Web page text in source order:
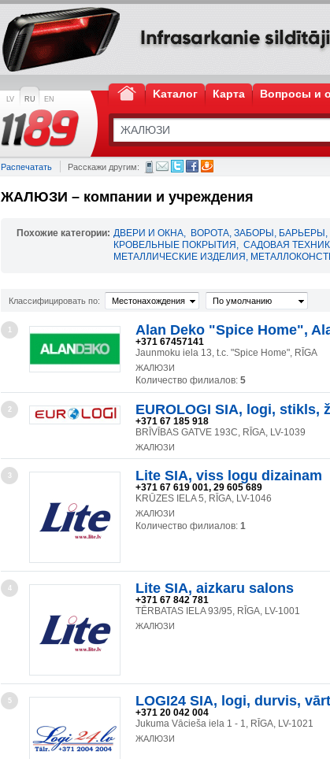
LV RU EN Kаталог Карта Вопросы и
Распечатать Расскажи другим:
ЖАЛЮЗИ – компании и учреждения
Похожие категории: ДВЕРИ И ОКНА, ВОРОТА, ЗАБОРЫ, БАРЬЕРЫ ,
КРОВЕЛЬНЫЕ ПОКРЫТИЯ , САДОВАЯ
МЕТАЛЛИЧЕСКИЕ ИЗДЕЛИЯ,
Классифицировать по: Местонахождения По умолчанию
1 Alan Deko "Spice Home",
+371 67457141
Jaunmoku iela 13, t.c. "Spice Home", RĪGA
ЖАЛЮЗИ
Количество филиалов: 5
2 EUROLOGI SIA, logi, stikls,
+371 67 185 918
BRĪVĪBAS GATVE 193C, RĪGA, LV-1039
ЖАЛЮЗИ
3 Lite SIA, viss logu dizainam
+371 67 619 001, 29 605 689
KRŪZES IELA 5, RĪGA, LV-1046
ЖАЛЮЗИ
Количество филиалов: 1
4 Lite SIA, aizkaru salons
+371 67 842 781
TĒRBATAS IELA 93/95, RĪGA, LV-1001
ЖАЛЮЗИ
5 LOGI24 SIA, logi, durvis,
+371 20 042 004
Jukuma Vācieša iela 1 - 1, RĪGA, LV-1021
ЖАЛЮЗИ